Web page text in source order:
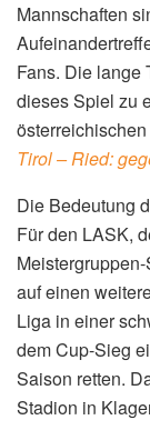
Mannschaften
Fans. Die lange
dieses Spiel zu
Tirol – Ried:
Die Bedeutung
Für den LASK,
auf einen
Liga in einer
dem Cup-Sieg
Saison retten.
Stadion in